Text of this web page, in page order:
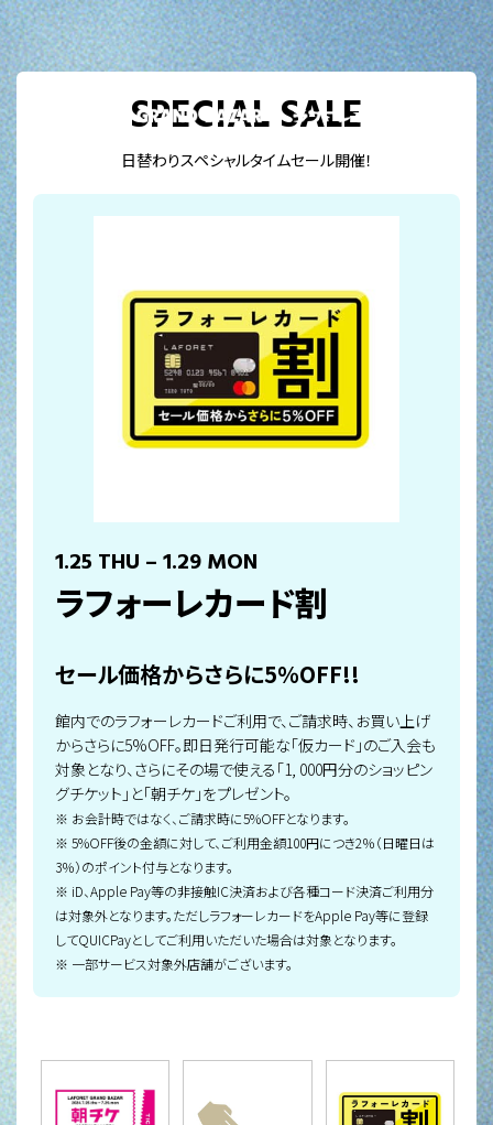
TOP
SPECIAL SALE
SHOP LIST
FOOD MENU
ONLINE SALE
ラフォーレ市場
SPECIAL SALE
日替わりスペシャルタイムセール開催！
1.25 THU – 1.29 MON
ラフォーレカード割
セール価格からさらに5％OFF!!
館内でのラフォーレカードご利用で、ご請求時、お買い上げ
からさらに5%OFF。即日発行可能な「仮カード」のご入会も
対象となり、さらにその場で使える「1, 000円分のショッピン
グチケット」と「朝チケ」をプレゼント。
※ お会計時ではなく、ご請求時に5%OFFとなります。
※ 5%OFF後の金額に対して、ご利用金額100円につき2％（日曜日は
3％）のポイント付与となります。
※ iD、Apple Pay等の非接触IC決済および各種コード決済ご利用分
は対象外となります。ただしラフォーレカードをApple Pay等に登録
してQUICPayとしてご利用いただいた場合は対象となります。
※ 一部サービス対象外店舗がございます。